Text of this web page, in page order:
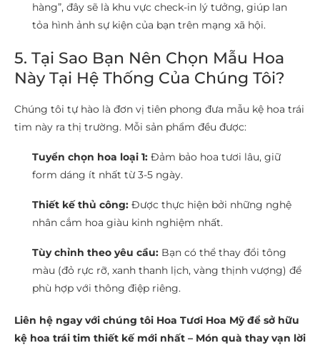
hàng”, đây sẽ là khu vực check-in lý tưởng, giúp lan
tỏa hình ảnh sự kiện của bạn trên mạng xã hội.
5. Tại Sao Bạn Nên Chọn Mẫu Hoa
Này Tại Hệ Thống Của Chúng Tôi?
Chúng tôi tự hào là đơn vị tiên phong đưa mẫu kệ hoa trái
tim này ra thị trường. Mỗi sản phẩm đều được:
Tuyển chọn hoa loại 1: Đảm bảo hoa tươi lâu, giữ
form dáng ít nhất từ 3-5 ngày.
Thiết kế thủ công: Được thực hiện bởi những nghệ
nhân cắm hoa giàu kinh nghiệm nhất.
Tùy chỉnh theo yêu cầu: Bạn có thể thay đổi tông
màu (đỏ rực rỡ, xanh thanh lịch, vàng thịnh vượng) để
phù hợp với thông điệp riêng.
Liên hệ ngay với chúng tôi Hoa Tươi Hoa Mỹ để sở hữu
kệ hoa trái tim thiết kế mới nhất – Món quà thay vạn lời